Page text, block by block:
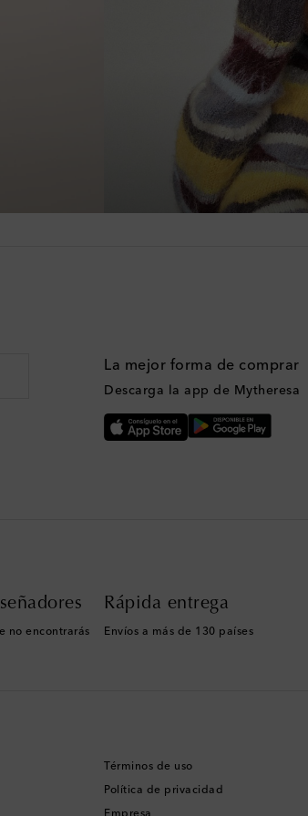
La mejor forma de comprar
Descarga la app de Mytheresa
no encontrarás
Rápida entrega
Envíos a más de 130 países
Términos de uso
Política de privacidad